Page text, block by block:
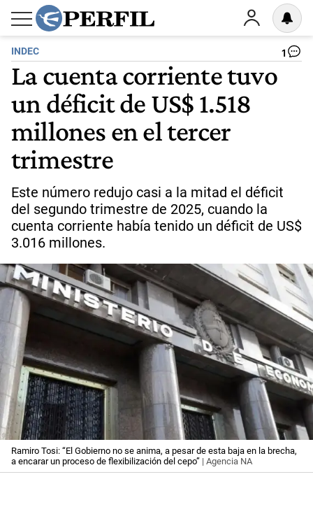
INDEC 1
La cuenta corriente tuvo
un déficit de US$ 1.518
millones en el tercer
trimestre
Este número redujo casi a la mitad el déficit
del segundo trimestre de 2025, cuando la
cuenta corriente había tenido un déficit de US$
3.016 millones.
Ramiro Tosi: “El Gobierno no se anima, a pesar de esta baja en la brecha,
a encarar un proceso de flexibilización del cepo” | Agencia NA